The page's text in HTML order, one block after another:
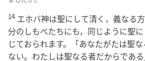
14 エホバ神は聖にして清く，義なる
分のしもべたちにも，同じように聖
じておられます。「あなたがたは聖
ない。わたしは聖なる者だからであ